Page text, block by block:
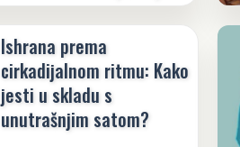
Ishrana prema
cirkadijalnom ritmu: Kako
jesti u skladu s
unutrašnjim satom?